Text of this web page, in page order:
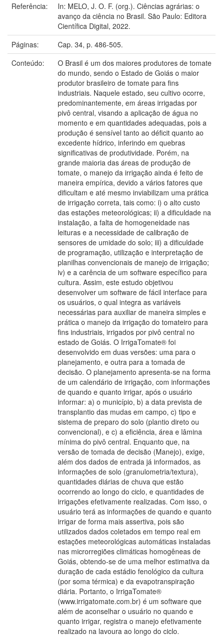
Referência:
In: MELO, J. O. F. (org.). Ciências agrárias: o
avanço da ciência no Brasil. São Paulo: Editora
Científica Digital, 2022.
Páginas:
Cap. 34, p. 486-505.
Conteúdo:
O Brasil é um dos maiores produtores de tomate
do mundo, sendo o Estado de Goiás o maior
produtor brasileiro de tomate para fins
industriais. Naquele estado, seu cultivo ocorre,
predominantemente, em áreas irrigadas por
pivô central, visando a aplicação de água no
momento e em quantidades adequadas, pois a
produção é sensível tanto ao déficit quanto ao
excedente hídrico, inferindo em quebras
significativas de produtividade. Porém, na
grande maioria das áreas de produção de
tomate, o manejo da irrigação ainda é feito de
maneira empírica, devido a vários fatores que
dificultam e até mesmo inviabilizam uma prática
de irrigação correta, tais como: i) o alto custo
das estações meteorológicas; ii) a dificuldade na
instalação, a falta de homogeneidade nas
leituras e a necessidade de calibração de
sensores de umidade do solo; iii) a dificuldade
de programação, utilização e interpretação de
planilhas convencionais de manejo de irrigação;
iv) e a carência de um software específico para
cultura. Assim, este estudo objetivou
desenvolver um software de fácil interface para
os usuários, o qual integra as variáveis
necessárias para auxiliar de maneira simples e
prática o manejo da irrigação do tomateiro para
fins industriais, irrigados por pivô central no
estado de Goiás. O IrrigaTomate® foi
desenvolvido em duas versões: uma para o
planejamento, e outra para a tomada de
decisão. O planejamento apresenta-se na forma
de um calendário de irrigação, com informações
de quando e quanto irrigar, após o usuário
informar: a) o município, b) a data prevista de
transplantio das mudas em campo, c) tipo e
sistema de preparo do solo (plantio direto ou
convencional), e c) a eficiência, área e lâmina
mínima do pivô central. Enquanto que, na
versão de tomada de decisão (Manejo), exige,
além dos dados de entrada já informados, as
informações de solo (granulometria/textura),
quantidades diárias de chuva que estão
ocorrendo ao longo do ciclo, e quantidades de
irrigações efetivamente realizadas. Com isso, o
usuário terá as informações de quando e quanto
irrigar de forma mais assertiva, pois são
utilizados dados coletados em tempo real em
estações meteorológicas automáticas instaladas
nas microrregiões climáticas homogêneas de
Goiás, obtendo-se de uma melhor estimativa da
duração de cada estádio fenológico da cultura
(por soma térmica) e da evapotranspiração
diária. Portanto, o IrrigaTomate®
(www.irrigatomate.com.br) é um software que
além de aconselhar o usuário no quando e
quanto irrigar, registra o manejo efetivamente
realizado na lavoura ao longo do ciclo.